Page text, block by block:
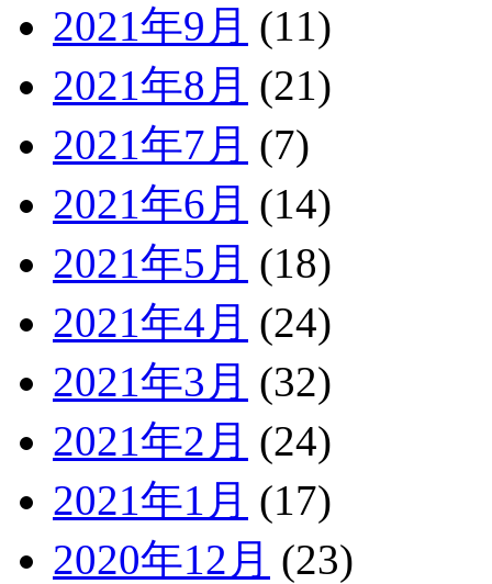
2021年9月 (11)
2021年8月 (21)
2021年7月 (7)
2021年6月 (14)
2021年5月 (18)
2021年4月 (24)
2021年3月 (32)
2021年2月 (24)
2021年1月 (17)
2020年12月 (23)